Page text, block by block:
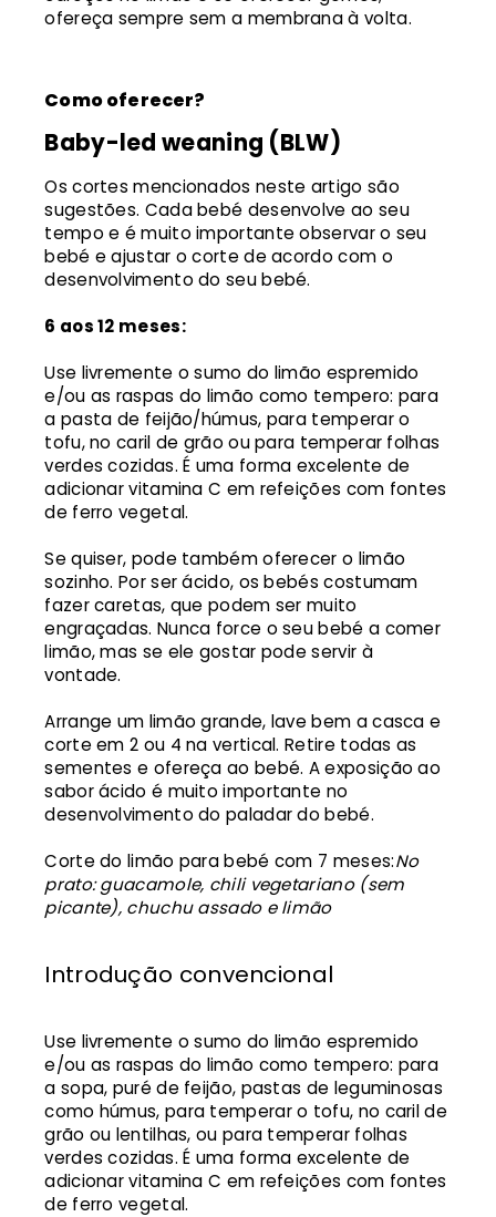
ofereça sempre sem a membrana à volta.
Como oferecer?
Baby-led weaning (BLW)
Os cortes mencionados neste artigo são
sugestões. Cada bebé desenvolve ao seu
tempo e é muito importante observar o seu
bebé e ajustar o corte de acordo com o
desenvolvimento do seu bebé.
6 aos 12 meses:
Use livremente o sumo do limão espremido
e/ou as raspas do limão como tempero: para
a pasta de feijão/húmus, para temperar o
tofu, no caril de grão ou para temperar folhas
verdes cozidas. É uma forma excelente de
adicionar vitamina C em refeições com fontes
de ferro vegetal.
Se quiser, pode também oferecer o limão
sozinho. Por ser ácido, os bebés costumam
fazer caretas, que podem ser muito
engraçadas. Nunca force o seu bebé a comer
limão, mas se ele gostar pode servir à
vontade.
Arrange um limão grande, lave bem a casca e
corte em 2 ou 4 na vertical. Retire todas as
sementes e ofereça ao bebé. A exposição ao
sabor ácido é muito importante no
desenvolvimento do paladar do bebé.
Corte do limão para bebé com 7 meses:No
prato: guacamole, chili vegetariano (sem
picante), chuchu assado e limão
Introdução convencional
Use livremente o sumo do limão espremido
e/ou as raspas do limão como tempero: para
a sopa, puré de feijão, pastas de leguminosas
como húmus, para temperar o tofu, no caril de
grão ou lentilhas, ou para temperar folhas
verdes cozidas. É uma forma excelente de
adicionar vitamina C em refeições com fontes
de ferro vegetal.